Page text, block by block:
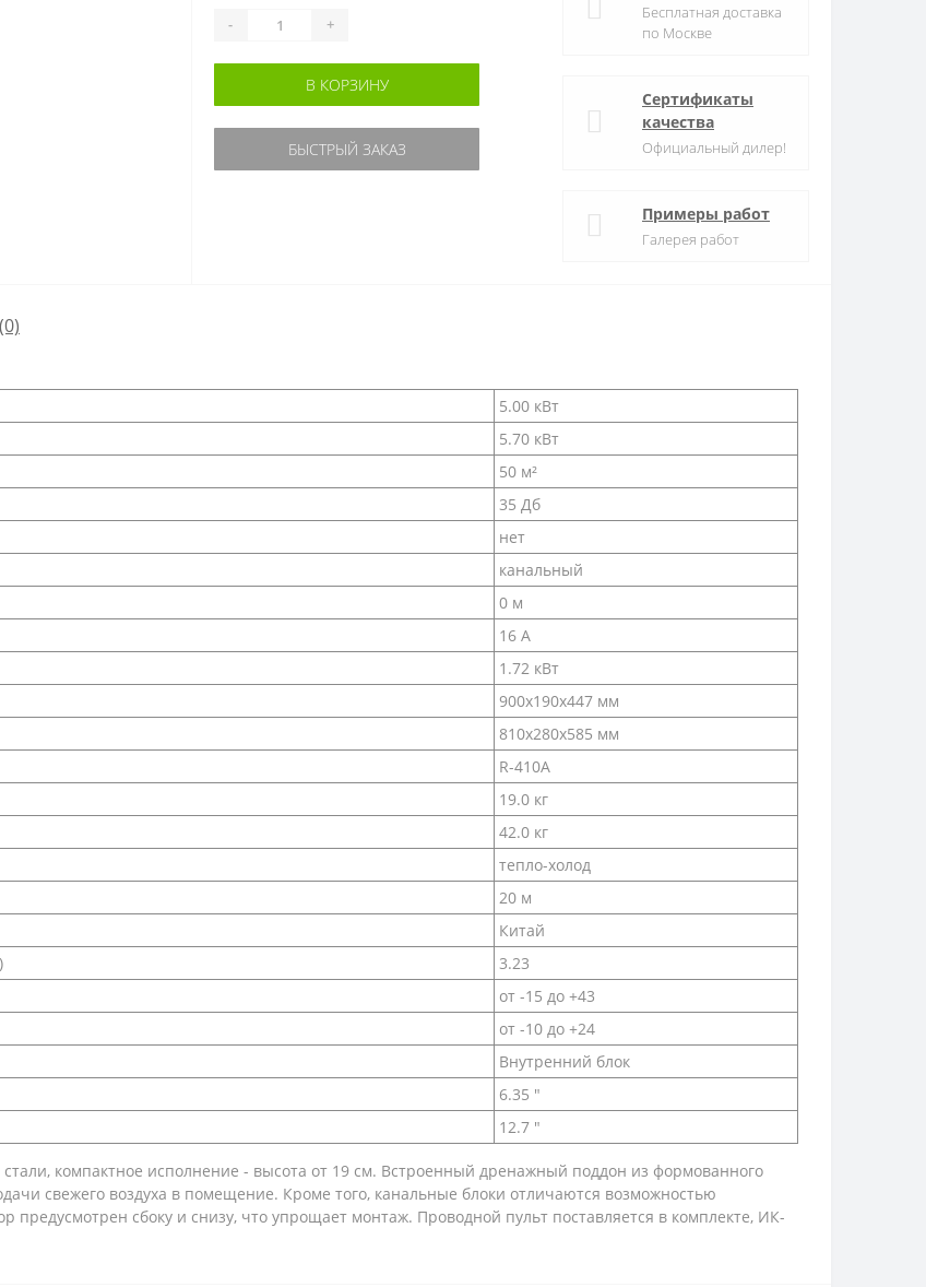
- +
В КОРЗИНУ
БЫСТРЫЙ ЗАКАЗ
Бесплатная доставка
по Москве
Сертификаты
качества
Официальный дилер!
Примеры работ
Галерея работ
5.00 кВт
5.70 кВт
50 м²
35 Дб
нет
канальный
0 м
16 А
1.72 кВт
900х190х447 мм
810х280х585 мм
R-410A
19.0 кг
42.0 кг
тепло-холод
20 м
Китай
3.23
от -15 до +43
от -10 до +24
Внутренний блок
6.35 "
12.7 "
компактное исполнение - высота от 19 см. Встроенный дренажный поддон из формованного
свежего воздуха в помещение. Кроме того, канальные блоки отличаются возможностью
предусмотрен сбоку и снизу, что упрощает монтаж. Проводной пульт поставляется в комплекте, ИК-